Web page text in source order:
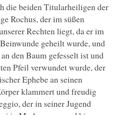
die beiden Titularheiligen der
Rochus, der im süßen
Rechten liegt, da er im
geheilt wurde, und
den Baum gefesselt ist und
Pfeil verwundet wurde, der
Ephebe an seinen
klammert und freudig
der in seiner Jugend